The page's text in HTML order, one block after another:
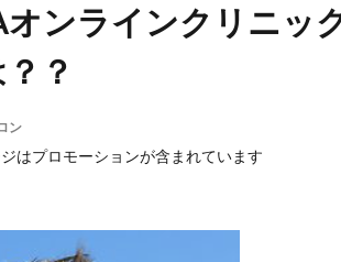
オンラインクリニッ
？
ン
はプロモーションが含まれています